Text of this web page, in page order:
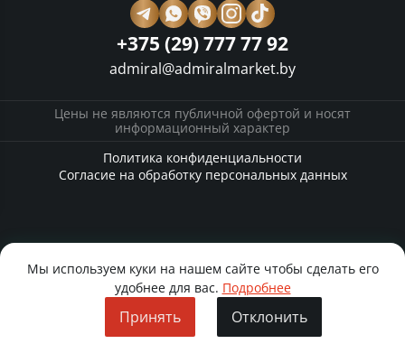
+375 (29) 777 77 92
admiral@admiralmarket.by
Цены не являются публичной офертой и носят
информационный характер
Политика конфиденциальности
Согласие на обработку персональных данных
Мы используем куки на нашем сайте чтобы сделать его
удобнее для вас. Подробнее
Принять Отклонить